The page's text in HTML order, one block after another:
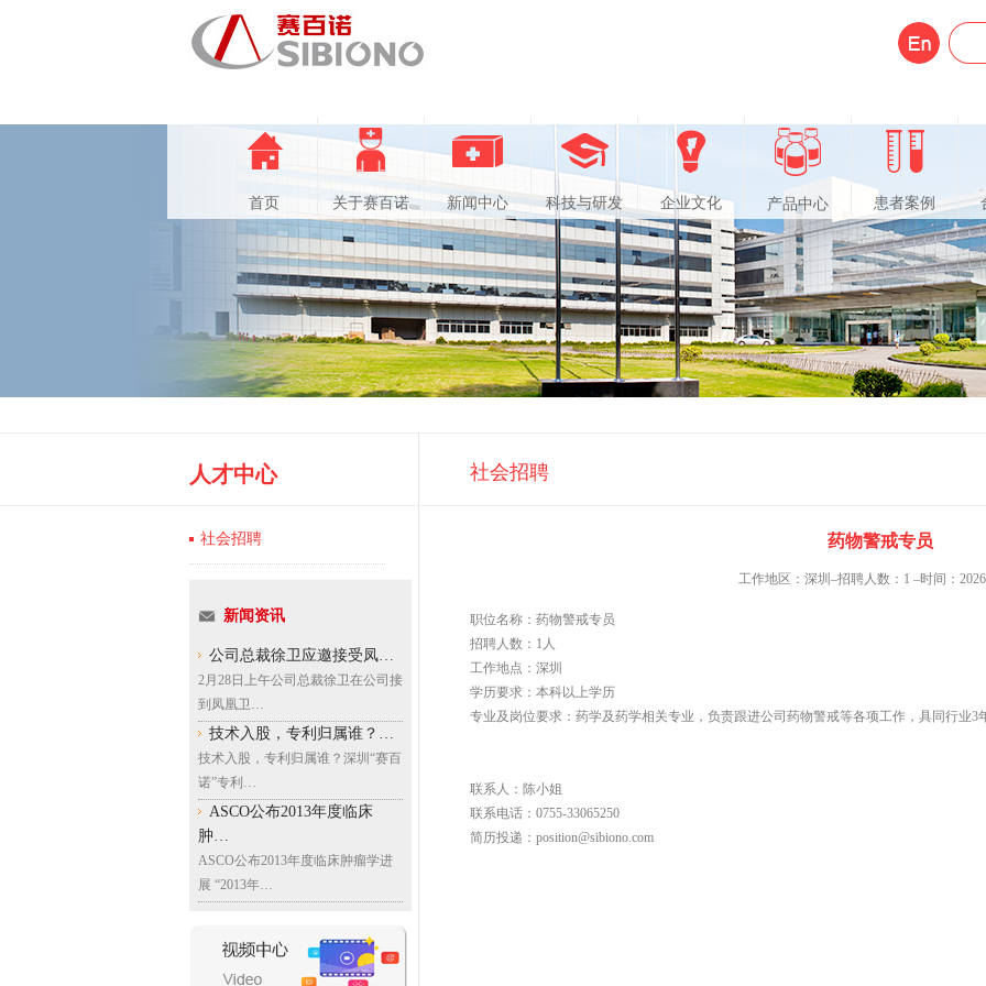
首页 关于赛百诺 新闻中心 科技与研发 企业文化 产品中心 患者案例
人才中心
社会招聘
新闻资讯
公司总裁徐卫应邀接受凤…
2月28日上午公司总裁徐卫在公司接
到凤凰卫…
技术入股，专利归属谁？…
技术入股，专利归属谁？深圳“赛百
诺”专利…
ASCO公布2013年度临床
肿…
ASCO公布2013年度临床肿瘤学进
展 “2013年…
社会招聘
药物警戒专员
工作地区：深圳–招聘人数：1 –时间：
职位名称：药物警戒专员
招聘人数：1人
工作地点：深圳
学历要求：本科以上学历
专业及岗位要求：药学及药学相关专业，负责跟进公司药物警戒等各项工作，具同行业3
联系人：陈小姐
联系电话：0755-33065250
简历投递：position@sibiono.com